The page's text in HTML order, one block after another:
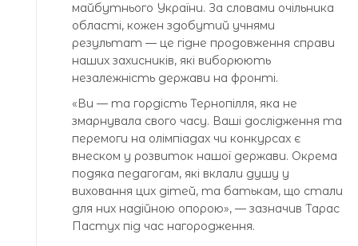
майбутнього України. За словами очільника
області, кожен здобутий учнями
результат — це гідне продовження справи
наших захисників, які виборюють
незалежність держави на фронті.
«Ви — та гордість Тернопілля, яка не
змарнувала свого часу. Ваші дослідження та
перемоги на олімпіадах чи конкурсах є
внеском у розвиток нашої держави. Окрема
подяка педагогам, які вклали душу у
виховання цих дітей, та батькам, що стали
для них надійною опорою», — зазначив Тарас
Пастух під час нагородження.